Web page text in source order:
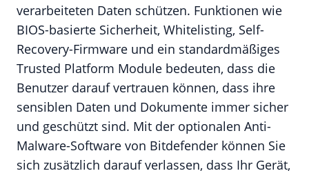
verarbeiteten Daten schützen. Funktionen wie
BIOS-basierte Sicherheit, Whitelisting, Self-
Recovery-Firmware und ein standardmäßiges
Trusted Platform Module bedeuten, dass die
Benutzer darauf vertrauen können, dass ihre
sensiblen Daten und Dokumente immer sicher
und geschützt sind. Mit der optionalen Anti-
Malware-Software von Bitdefender können Sie
sich zusätzlich darauf verlassen, dass Ihr Gerät,